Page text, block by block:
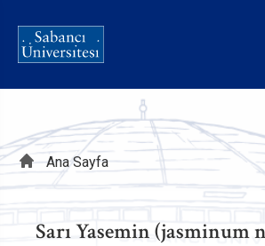
Sayfa
yolu
Ana Sayfa
Sarı Yasemin (jasminum